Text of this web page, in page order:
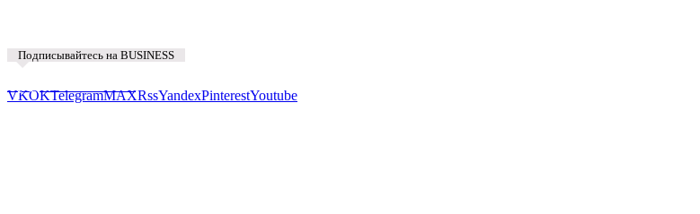
Подписывайтесь на BUSINESS
VKOKTelegramMAXRssYandexPinterestYoutube